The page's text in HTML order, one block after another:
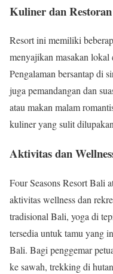
Kuliner dan Restoran
Resort ini memiliki
menyajikan masakan lokal
Pengalaman bersantap di
juga pemandangan dan
atau makan malam
kuliner yang sulit
Aktivitas dan
Four Seasons Resort Bali
aktivitas wellness dan
tradisional Bali, yoga di
tersedia untuk tamu yang
Bali. Bagi penggemar
ke sawah, trekking di